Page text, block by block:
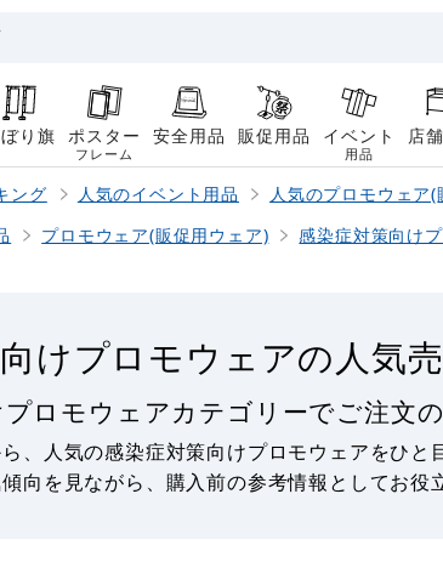
り旗 ポスター
フレーム
安全用品 販促用品 イベント
用品
店
ング 人気のイベント用品 人気のプロモウェア
プロモウェア(販促用ウェア) 感染症対策向け
けプロモウェアの人気
ロモウェアカテゴリーでご注文
、人気の感染症対策向けプロモウェアをひと
向を見ながら、購入前の参考情報としてお役